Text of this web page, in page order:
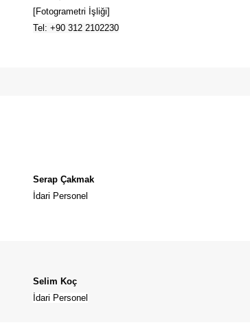
[Fotogrametri İşliği]
Tel: +90 312 2102230
Serap Çakmak
İdari Personel
Selim Koç
İdari Personel